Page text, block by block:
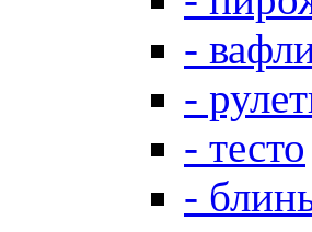
-
-
- тесто
-